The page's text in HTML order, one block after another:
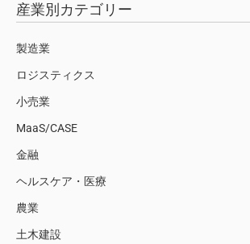
産業別カテゴリー
製造業
ロジスティクス
小売業
MaaS/CASE
金融
ヘルスケア・医療
農業
土木建設